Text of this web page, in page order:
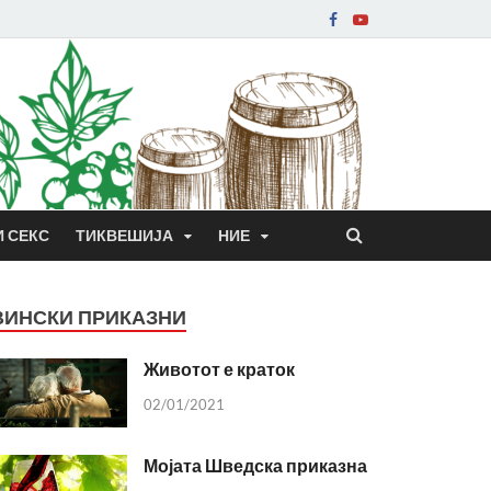
СЕКС ТИКВЕШИЈА НИЕ
ПРИКАЗНИ
Животот е краток
02/01/2021
Мојата Шведска приказна